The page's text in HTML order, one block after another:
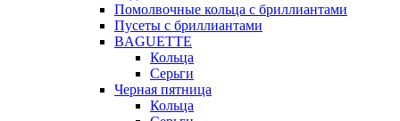
Помолвочные кольца с бриллиантами
Пусеты с бриллиантами
BAGUETTE
Кольца
Серьги
Черная пятница
Кольца